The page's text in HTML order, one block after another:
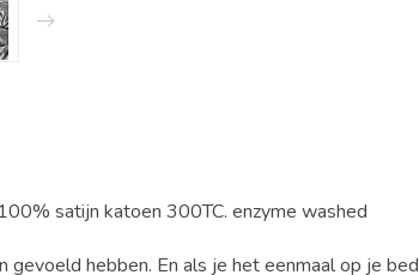
satijn katoen 300TC. enzyme washed
hebben. En als je het eenmaal op je bed